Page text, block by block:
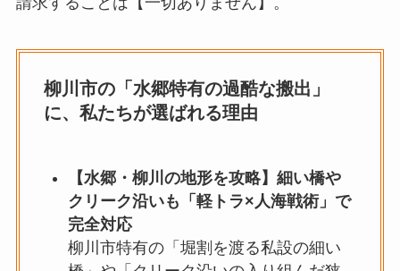
柳川市の「水郷特有の過酷な搬出」
に、私たちが選ばれる理由
【水郷・柳川の地形を攻略】細い橋や
クリーク沿いも「軽トラ×人海戦術」で
完全対応
柳川市特有の「堀割を渡る私設の細い